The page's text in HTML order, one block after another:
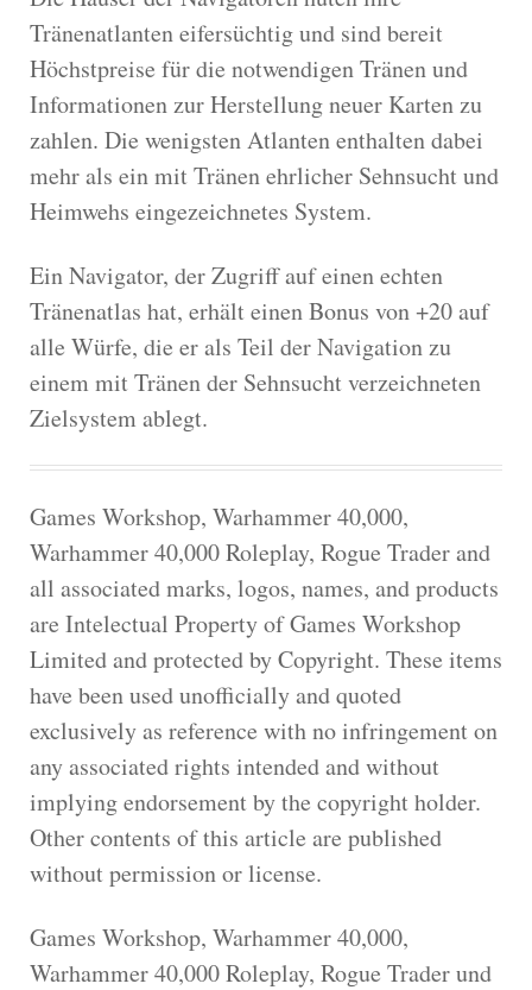
Tränenatlanten eifersüchtig und sind bereit
Höchstpreise für die notwendigen Tränen und
Informationen zur Herstellung neuer Karten zu
zahlen. Die wenigsten Atlanten enthalten dabei
mehr als ein mit Tränen ehrlicher Sehnsucht und
Heimwehs eingezeichnetes System.
Ein Navigator, der Zugriff auf einen echten
Tränenatlas hat, erhält einen Bonus von +20 auf
alle Würfe, die er als Teil der Navigation zu
einem mit Tränen der Sehnsucht verzeichneten
Zielsystem ablegt.
Games Workshop, Warhammer 40,000,
Warhammer 40,000 Roleplay, Rogue Trader and
all associated marks, logos, names, and products
are Intelectual Property of Games Workshop
Limited and protected by Copyright. These items
have been used unofficially and quoted
exclusively as reference with no infringement on
any associated rights intended and without
implying endorsement by the copyright holder.
Other contents of this article are published
without permission or license.
Games Workshop, Warhammer 40,000,
Warhammer 40,000 Roleplay, Rogue Trader und